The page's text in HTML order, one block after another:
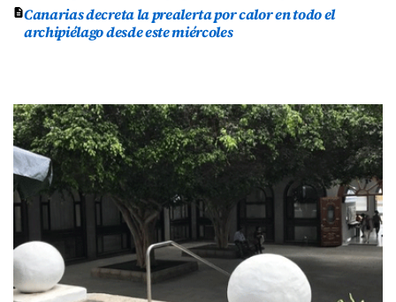
Canarias decreta la prealerta por calor en todo el
archipiélago desde este miércoles